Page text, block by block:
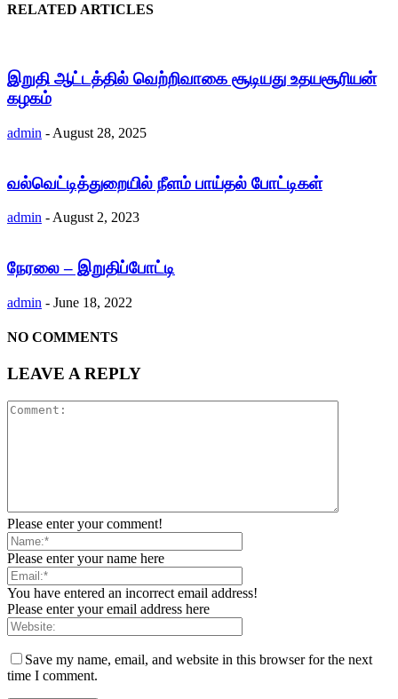
RELATED ARTICLES
இறுதி ஆட்டத்தில் வெற்றிவாகை சூடியது உதயசூரியன்
கழகம்
admin - August 28, 2025
வல்வெட்டித்துறையில் நீளம் பாய்தல் போட்டிகள்
admin - August 2, 2023
நேரலை – இறுதிப்போட்டி
admin - June 18, 2022
NO COMMENTS
LEAVE A REPLY
Please enter your comment!
Please enter your name here
You have entered an incorrect email address!
Please enter your email address here
Save my name, email, and website in this browser for the next
time I comment.